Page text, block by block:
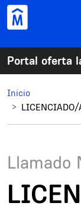
Pasar al contenido
Portal oferta
Inicio
LICENCIADO/
Llamado